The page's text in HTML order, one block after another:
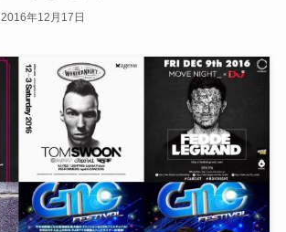
2016年12月17日